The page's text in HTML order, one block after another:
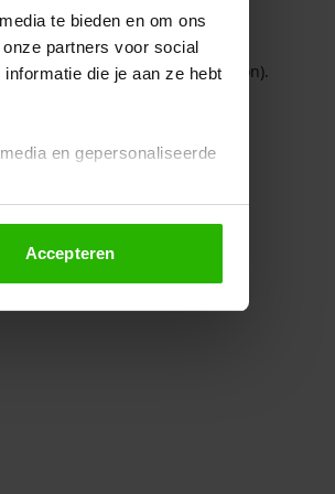
te bieden en om ons
partners voor social
die je aan ze hebt
en gepersonaliseerde
altijd wijzigen of
Accepteren
console for more information).